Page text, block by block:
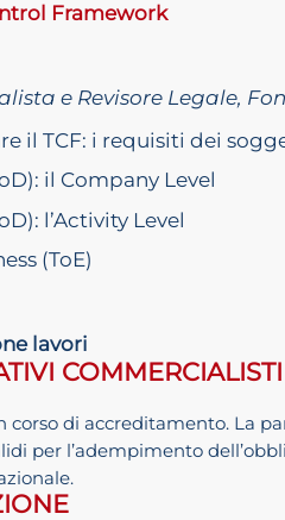
Framework
e Revisore Legale,
il TCF: i requisiti dei
il Company Level
l’Activity Level
(ToE)
lavori
COMMERCIALISTI
corso di accreditamento. La
per l’adempimento